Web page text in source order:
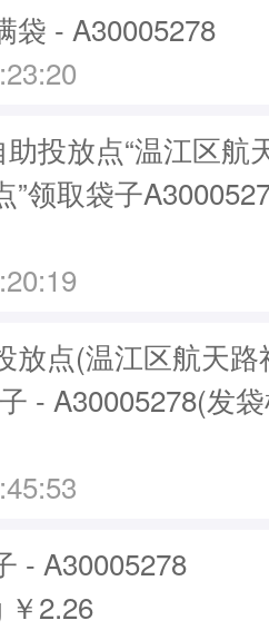
袋 - A30005278
投放点“温江区航
”领取袋子
放点(温江区航天
- A30005278(发
- A30005278
￥2.26